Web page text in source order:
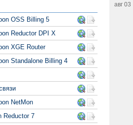
OSS Billing 5
Reductor DPI X
XGE Router
Standalone Billing 4
NetMon
Reductor 7
авг 03